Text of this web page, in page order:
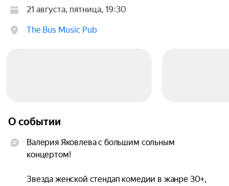
21 августа, пятница, 19:30
The Bus Music Pub
О событии
Валерия Яковлева с большим сольным
концертом!
Звезда женской стендап комедии в жанре 30+,